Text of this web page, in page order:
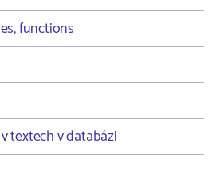
functions
textech v databázi